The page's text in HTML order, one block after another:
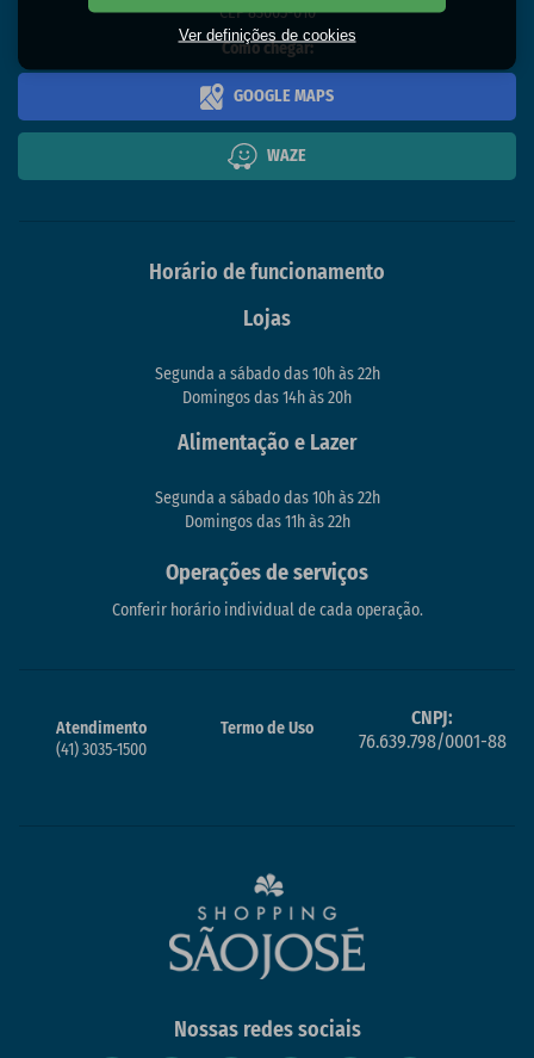
CEP 83005-010
Como chegar:
GOOGLE MAPS
WAZE
Horário de funcionamento
Lojas
Segunda a sábado das 10h às 22h
Domingos das 14h às 20h
Alimentação e Lazer
Segunda a sábado das 10h às 22h
Domingos das 11h às 22h
Operações de serviços
Conferir horário individual de cada operação.
Atendimento
(41) 3035-1500
Termo de Uso
CNPJ:
76.639.798/0001-88
Nossas redes sociais
Ver definições de cookies